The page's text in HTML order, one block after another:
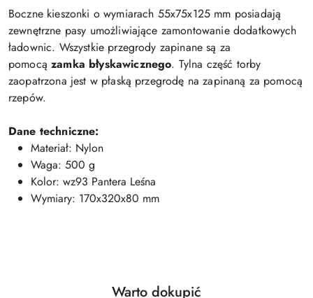
Boczne kieszonki o wymiarach 55x75x125 mm posiadają
zewnętrzne pasy umożliwiające zamontowanie dodatkowych
ładownic. Wszystkie przegrody zapinane są za
pomocązamka błyskawicznego. Tylna część torby
zaopatrzona jest w płaską przegrodę na zapinaną za pomocą
rzepów.
Dane techniczne:
Materiał: Nylon
Waga: 500 g
Kolor: wz93 Pantera Leśna
Wymiary: 170x320x80 mm
Produkty
Warto dokupić